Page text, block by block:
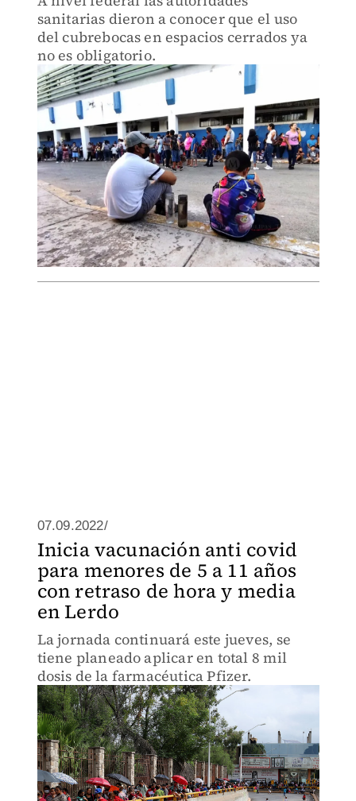
sanitarias dieron a conocer que el uso
del cubrebocas en espacios cerrados ya
no es obligatorio.
07.09.2022/
Inicia vacunación anti covid
para menores de 5 a 11 años
con retraso de hora y media
en Lerdo
La jornada continuará este jueves, se
tiene planeado aplicar en total 8 mil
dosis de la farmacéutica Pfizer.